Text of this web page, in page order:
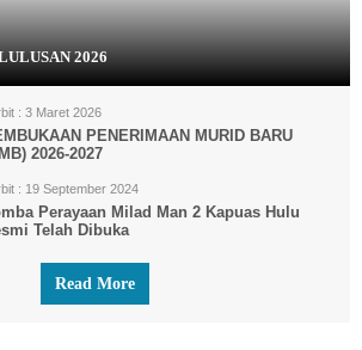
2026
: 3 Maret 2026
PENERIMAAN MURID BARU
2026-2027
: 19 September 2024
Perayaan Milad Man 2 Kapuas Hulu
Telah Dibuka
Read More